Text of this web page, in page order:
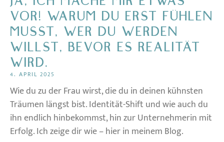
VOR! WARUM DU ERST FÜHLEN
MUSST, WER DU WERDEN
WILLST, BEVOR ES REALITÄT
WIRD.
4. APRIL 2025
Wie du zu der Frau wirst, die du in deinen kühnsten
Träumen längst bist. Identität-Shift und wie auch du
ihn endlich hinbekommst, hin zur Unternehmerin mit
Erfolg. Ich zeige dir wie – hier in meinem Blog.